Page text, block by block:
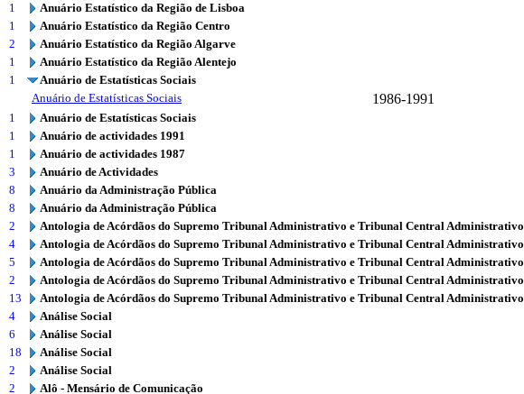
1
Anuário Estatístico da Região de Lisboa
1
Anuário Estatístico da Região Centro
2
Anuário Estatístico da Região Algarve
1
Anuário Estatístico da Região Alentejo
1
Anuário de Estatísticas Sociais
Anuário de Estatísticas Sociais
1986-1991
1
Anuário de Estatísticas Sociais
1
Anuário de actividades 1991
1
Anuário de actividades 1987
3
Anuário de Actividades
8
Anuário da Administração Pública
8
Anuário da Administração Pública
2
Antologia de Acórdãos do Supremo Tribunal Administrativo e Tribunal Central Administrativo
4
Antologia de Acórdãos do Supremo Tribunal Administrativo e Tribunal Central Administrativo
5
Antologia de Acórdãos do Supremo Tribunal Administrativo e Tribunal Central Administrativo
2
Antologia de Acórdãos do Supremo Tribunal Administrativo e Tribunal Central Administrativo
13
Antologia de Acórdãos do Supremo Tribunal Administrativo e Tribunal Central Administrativo
4
Análise Social
6
Análise Social
18
Análise Social
2
Análise Social
2
Alô - Mensário de Comunicação